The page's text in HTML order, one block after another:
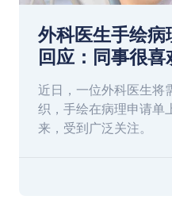
外科医生手绘病
回应：同事很
近日，一位外科医生将
织，手绘在病理申请单
来，受到广泛关注。